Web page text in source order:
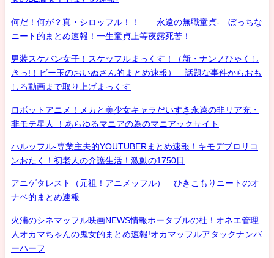
何だ！何が？真・シロッフル！！ 永遠の無職童貞- ぼっちな
ニート的まとめ速報！一生童貞上等夜露死苦！
男装スケバン女子！スケッフルまっくす！（新・ナンノひゃくし
きっ!！ビー玉のおいぬさん的まとめ速報） 話題な事件からおも
しろ動画まで取り上げまっくす
ロボットアニメ！メカと美少女キャラだいすき永遠の非リア充・
非モテ星人 ！あらゆるマニアの為のマニアックサイト
ハルッフル-専業主夫的YOUTUBERまとめ速報！キモデブロリコ
ンおたく！初老人の介護生活！激動の1750日
アニゲタレスト（元祖！アニメッフル） ひきこもりニートのオ
ナベ的まとめ速報
火浦のシネマッフル映画NEWS情報ポータブルの杜！オネエ管理
人オカマちゃんの鬼女的まとめ速報!オカマッフルアタックナンバ
ーハーフ